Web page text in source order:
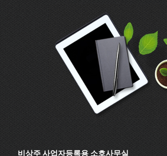
비상주 사업자등록용 소호사무실